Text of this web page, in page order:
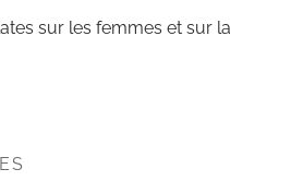
sur les femmes et sur la